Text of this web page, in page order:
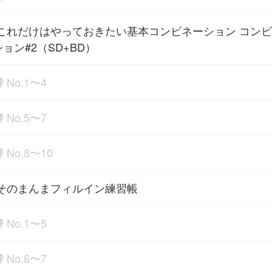
れだけはやっておきたい基本コンビネーション コン
ン#2（SD+BD）
No.1〜4
No.5〜7
No.8〜10
のまんまフィルイン練習帳
No.1〜5
No.6〜7